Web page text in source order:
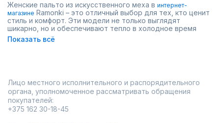
Женские пальто из искусственного меха в интернет-
магазине Ramonki – это отличный выбор для тех, кто ценит
стиль и комфорт. Эти модели не только выглядят
шикарно, но и обеспечивают тепло в холодное время
года. Искусственный мех стал популярным благодаря
своей легкости и износостойкости, что делает пальто
элегантные пальто с поясом для создания
женственного силуэта;
стильные модели с капюшоном, обеспечивающие
дополнительный комфорт;
уютные и свободные варианты для расслабленного
Показать всё
Лицо местного исполнительного и распорядительного
органа, уполномоченное рассматривать обращения
покупателей:
+375 162 30-18-45